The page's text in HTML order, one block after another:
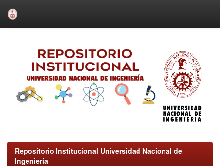
Repositorio Institucional Universidad Nacional de
Ingeniería